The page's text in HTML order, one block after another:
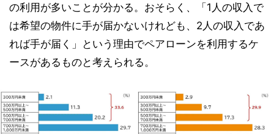
の利用が多いことが分かる。おそらく、「1人の収入で
は希望の物件に手が届かないけれども、2人の収入であ
れば手が届く」という理由でペアローンを利用するケ
ースがあるものと考えられる。